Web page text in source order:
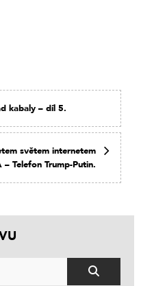
kabaly – díl 5.
světem internetem
Telefon Trump-Putin.